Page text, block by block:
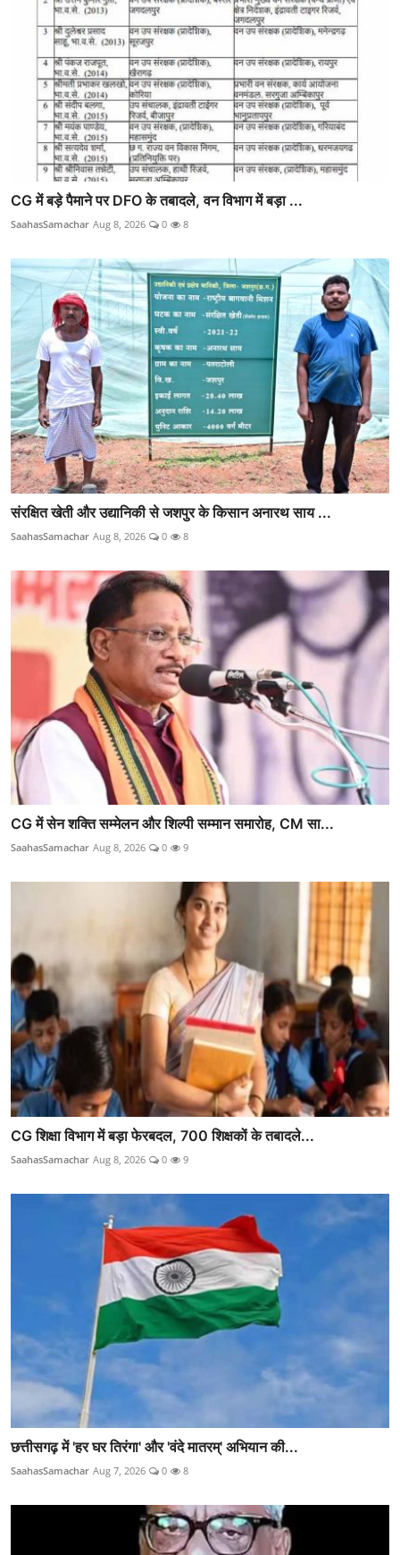
CG में बड़े पैमाने पर DFO के तबादले, वन विभाग में बड़ा ...
SaahasSamachar Aug 8, 2026 0 8
संरक्षित खेती और उद्यानिकी से जशपुर के किसान अनारथ साय ...
SaahasSamachar Aug 8, 2026 0 8
CG में सेन शक्ति सम्मेलन और शिल्पी सम्मान समारोह, CM सा...
SaahasSamachar Aug 8, 2026 0 9
CG शिक्षा विभाग में बड़ा फेरबदल, 700 शिक्षकों के तबादले...
SaahasSamachar Aug 8, 2026 0 9
छत्तीसगढ़ में 'हर घर तिरंगा' और 'वंदे मातरम्' अभियान की...
SaahasSamachar Aug 7, 2026 0 8